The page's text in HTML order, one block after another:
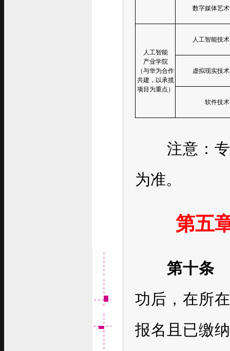
数字媒体艺
人工智能
产业学院
（与华为合作
共建，以承揽
项目为重点）
人工智能技
虚拟现实技
软件技术
注意：专
为准。
第五
第十条
功后，在所
报名且已缴